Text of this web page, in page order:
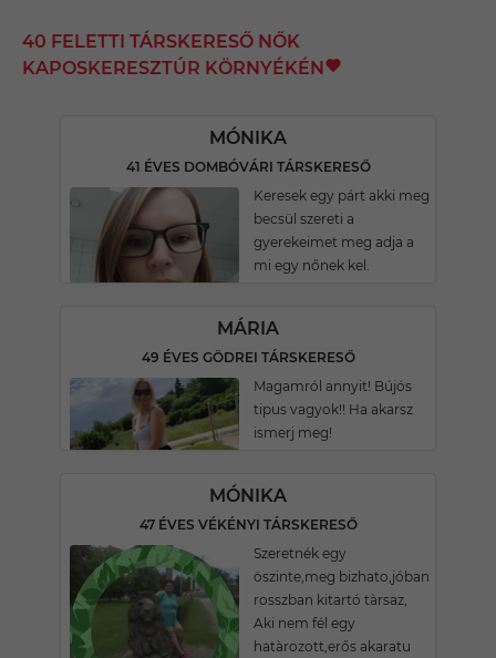
40 FELETTI TÁRSKERESŐ NŐK
KAPOSKERESZTÚR KÖRNYÉKÉN
MÓNIKA
41 ÉVES DOMBÓVÁRI TÁRSKERESŐ
Keresek egy párt akki meg
becsül szereti a
gyerekeimet meg adja a
mi egy nőnek kel.
MÁRIA
49 ÉVES GÖDREI TÁRSKERESŐ
Magamról annyit! Bújós
tipus vagyok!! Ha akarsz
ismerj meg!
MÓNIKA
47 ÉVES VÉKÉNYI TÁRSKERESŐ
Szeretnék egy
öszinte,meg bizhato,jóban
rosszban kitartó tàrsaz,
Aki nem fél egy
hatàrozott,erős akaratu